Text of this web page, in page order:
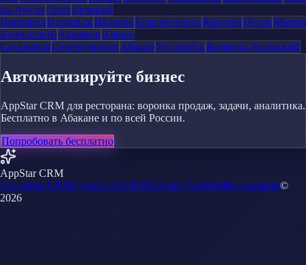
на-АмуреОрёлВеликий
НовгородНорильскНальчикБлаговещенскКоролёвПсков
Камчатский АрмавирЮжно-
СахалинскСеверодвинскАбаканУссурийскКаменск-Уральский
Автоматизируйте бизнес
AppStar CRM для ресторана: воронка продаж, задачи, аналитика.
Бесплатно в Абакане и по всей России.
Попробовать бесплатно
AppStar CRM
Что такое CRMСущности CRMПочему AppStarИнтеграции©
2026